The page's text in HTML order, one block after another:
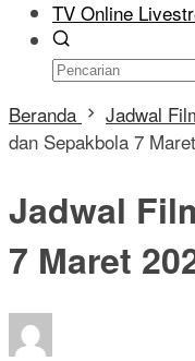
TV Online
Beranda Jadwal
dan Sepakbola 7
Jadwal
7 Maret